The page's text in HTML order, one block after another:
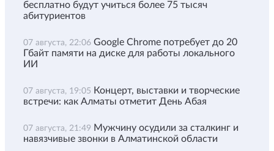
бесплатно будут учиться более 75 тысяч
абитуриентов
07 августа, 22:06 Google Chrome потребует до 20
Гбайт памяти на диске для работы локального
ИИ
07 августа, 19:05 Концерт, выставки и творческие
встречи: как Алматы отметит День Абая
07 августа, 21:49 Мужчину осудили за сталкинг и
навязчивые звонки в Алматинской области